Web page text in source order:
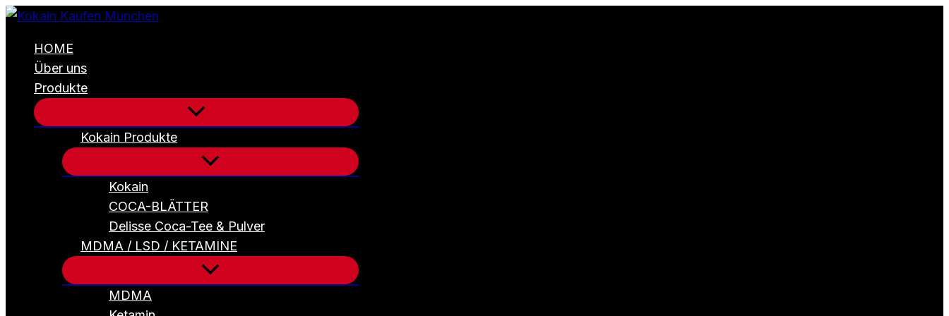
Zum
springenHOME
Über uns
Produkte
Kokain Produkte
Kokain
COCA-BLÄTTER
Delisse Coca-Tee & Pulver
MDMA / LSD / KETAMINE
MDMA
Cannabisförmige
Schokolade
Packung
Salziges
Karamell
Menge